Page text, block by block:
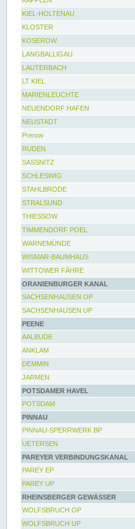
KIEL-HOLTENAU
KLOSTER
KOSEROW
LANGBALLIGAU
LAUTERBACH
LT KIEL
MARIENLEUCHTE
NEUENDORF HAFEN
NEUSTADT
Prerow
RUDEN
SASSNITZ
SCHLESWIG
STAHLBRODE
STRALSUND
THIESSOW
TIMMENDORF POEL
WARNEMÜNDE
WISMAR-BAUMHAUS
WITTOWER FÄHRE
ORANIENBURGER KANAL
SACHSENHAUSEN OP
SACHSENHAUSEN UP
PEENE
AALBUDE
ANKLAM
DEMMIN
JARMEN
POTSDAMER HAVEL
POTSDAM
PINNAU
PINNAU-SPERRWERK BP
UETERSEN
PAREYER VERBINDUNGSKANAL
PAREY EP
PAREY UP
RHEINSBERGER GEWÄSSER
WOLFSBRUCH OP
WOLFSBRUCH UP